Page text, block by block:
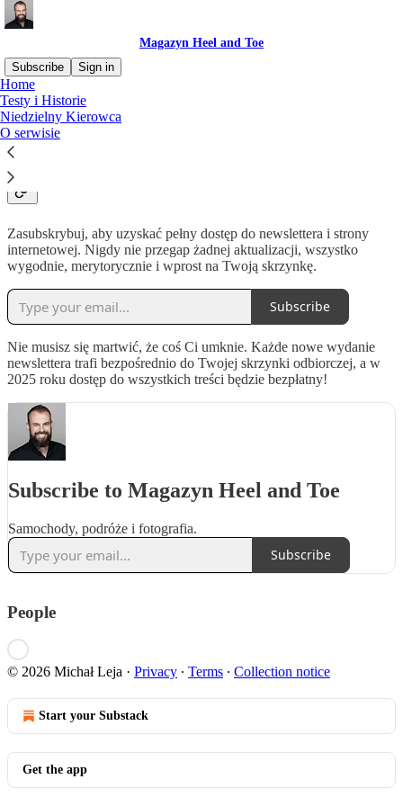
Magazyn Heel and Toe
Subscribe
Sign in
Home
Testy i Historie
Niedzielny Kierowca
O serwisie
Dlaczego warto dołączyć do
listy mailingowej?
Zasubskrybuj, aby uzyskać pełny dostęp do newslettera i strony
internetowej. Nigdy nie przegap żadnej aktualizacji, wszystko
wygodnie, merytorycznie i wprost na Twoją skrzynkę.
Subscribe
Nie musisz się martwić, że coś Ci umknie. Każde nowe wydanie
newslettera trafi bezpośrednio do Twojej skrzynki odbiorczej, a w
2025 roku dostęp do wszystkich treści będzie bezpłatny!
Subscribe to Magazyn Heel and Toe
Samochody, podróże i fotografia.
Subscribe
People
© 2026 Michał Leja · Privacy ∙ Terms ∙ Collection notice
Start your Substack
Get the app